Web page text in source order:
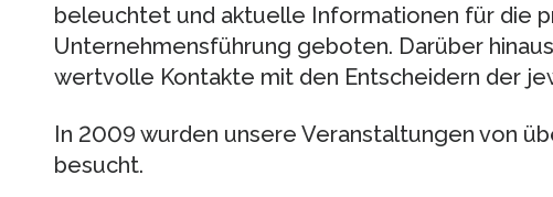
beleuchtet und aktuelle Informationen für die
Unternehmensführung geboten. Darüber
wertvolle Kontakte mit den Entscheidern der
In 2009 wurden unsere Veranstaltungen von
besucht.